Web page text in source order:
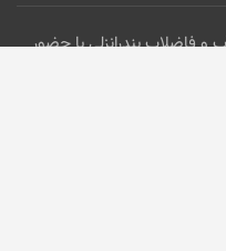
فاضلاب بندرانزلی با حضور